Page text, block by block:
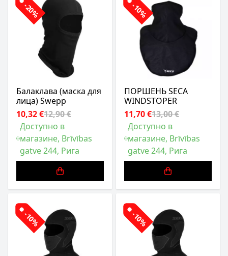
-20%
Балаклава (маска для
лица) Swepp
10,32 €12,90 €
Доступно в
магазине, Brīvības
gatve 244, Рига
-10%
ПОРШЕНЬ SECA
WINDSTOPER
11,70 €13,00 €
Доступно в
магазине, Brīvības
gatve 244, Рига
-10% -10%